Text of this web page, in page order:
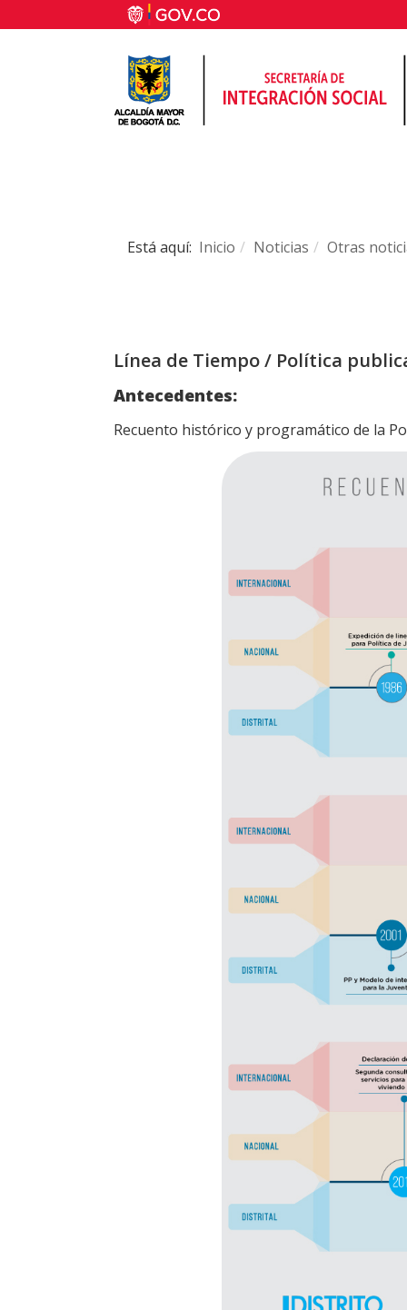
Está aquí: Inicio Noticias Otras
Línea de Tiempo / Política
Antecedentes:
Recuento histórico y programático de la